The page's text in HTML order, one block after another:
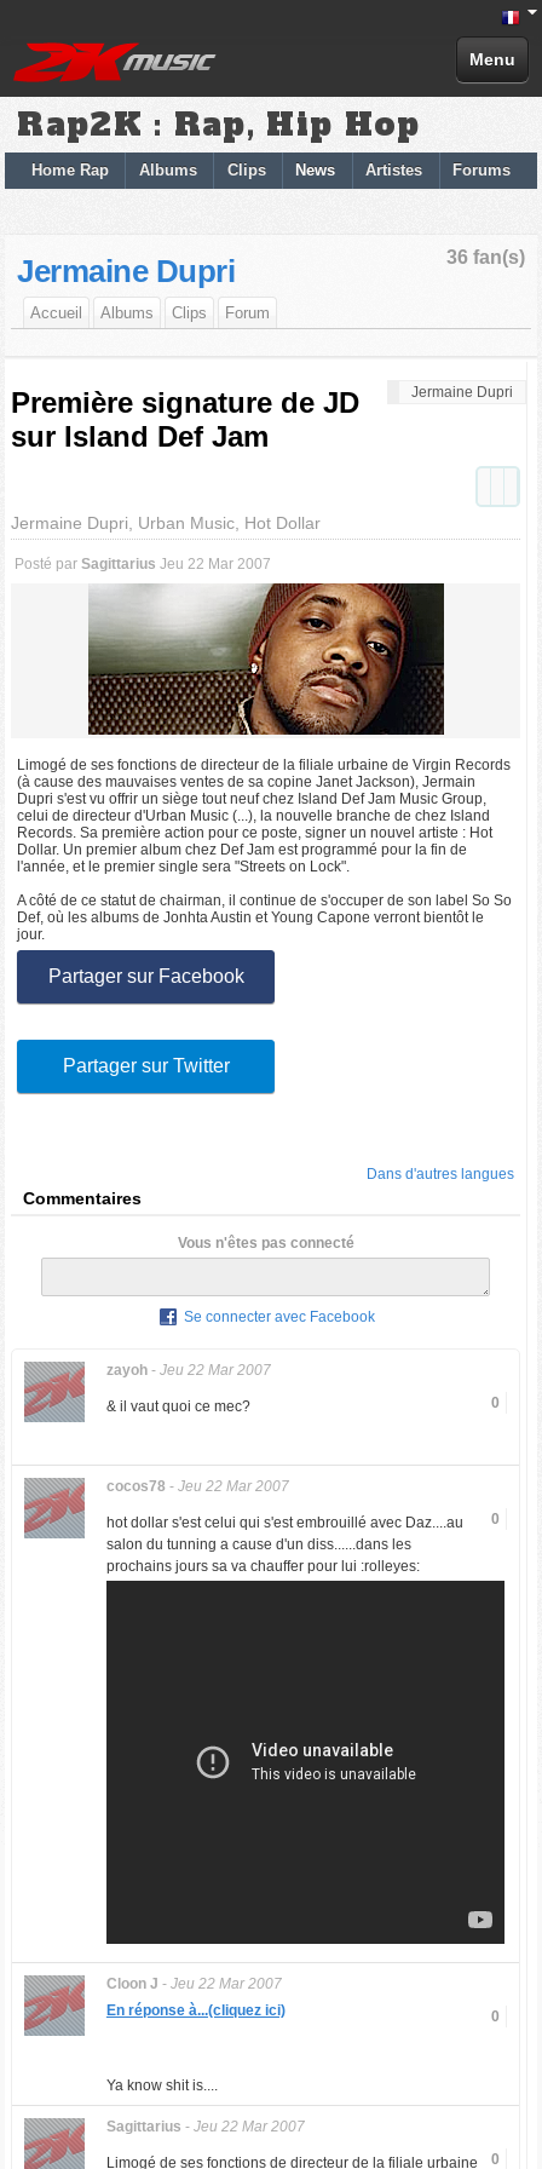
Menu
Rap2K : Rap, Hip Hop
Home Rap Albums Clips News Artistes Forums
36 fan(s)
Jermaine Dupri
Accueil Albums Clips Forum
Jermaine Dupri
Première signature de JD
sur Island Def Jam
Jermaine Dupri, Urban Music, Hot Dollar
Posté parSagittarius Jeu 22 Mar 2007
Limogé de ses fonctions de directeur de la filiale urbaine de Virgin Records
(à cause des mauvaises ventes de sa copine Janet Jackson), Jermain
Dupri s'est vu offrir un siège tout neuf chez Island Def Jam Music Group,
celui de directeur d'Urban Music (...), la nouvelle branche de chez Island
Records. Sa première action pour ce poste, signer un nouvel artiste : Hot
Dollar. Un premier album chez Def Jam est programmé pour la fin de
l'année, et le premier single sera "Streets on Lock".
A côté de ce statut de chairman, il continue de s'occuper de son label So So
Def, où les albums de Jonhta Austin et Young Capone verront bientôt le
jour.
Partager sur Facebook
Partager sur Twitter
Dans d'autres langues
Commentaires
Vous n'êtes pas connecté
Se connecter avec Facebook
zayoh- Jeu 22 Mar 2007
0
& il vaut quoi ce mec?
cocos78 - Jeu 22 Mar 2007
0
hot dollar s'est celui qui s'est embrouillé avec Daz....au
salon du tunning a cause d'un diss......dans les
prochains jours sa va chauffer pour lui :rolleyes:
Cloon J - Jeu 22 Mar 2007
0
En réponse à...(cliquez ici)
Ya know shit is....
Sagittarius - Jeu 22 Mar 2007
0
Limogé de ses fonctions de directeur de la filiale urbaine